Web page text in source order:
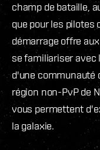
champ de bataille,
que pour les pilotes
démarrage offre
se familiariser avec
d'une communauté
région non-PvP de
vous permettent
la galaxie.